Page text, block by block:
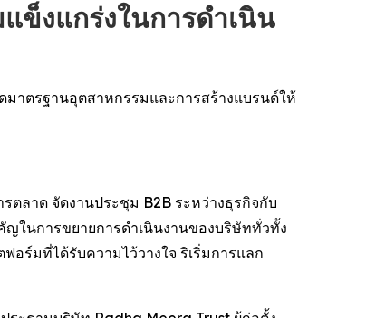
ข็งแกร่งในการดำเนิน
าตรฐานอุตสาหกรรมและการสร้างแบรนด์ให้
ตลาด จัดงานประชุม B2B ระหว่างธุรกิจกับ
ในการขยายการดำเนินงานของบริษัททั่วทั้ง
ร์มที่ได้รับความไว้วางใจ ริเริ่มการแลก